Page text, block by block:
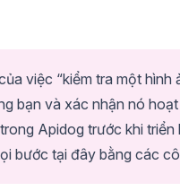
việc “kiểm tra một hình
bạn và xác nhận nó
Apidog trước khi triển
bước tại đây bằng các